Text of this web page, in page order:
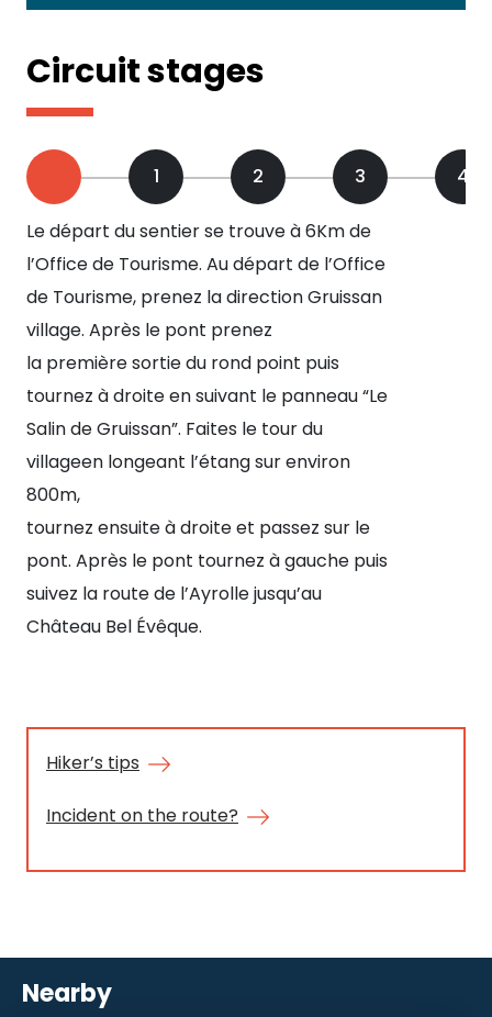
Circuit stages
1 2 3 4
Le départ du sentier se trouve à 6Km de
l’Office de Tourisme. Au départ de l’Office
de Tourisme, prenez la direction Gruissan
village. Après le pont prenez
la première sortie du rond point puis
tournez à droite en suivant le panneau “Le
Salin de Gruissan”. Faites le tour du
villageen longeant l’étang sur environ
800m,
tournez ensuite à droite et passez sur le
pont. Après le pont tournez à gauche puis
suivez la route de l’Ayrolle jusqu’au
Château Bel Évêque.
Hiker’s tips
Incident on the route?
Nearby